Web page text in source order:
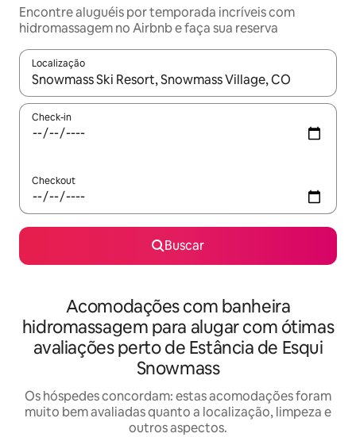
Encontre aluguéis por temporada incríveis com
hidromassagem no Airbnb e faça sua reserva
Localização
Quando os resultados estiverem disponíveis, explore-os
Check-in
Checkout
Buscar
Acomodações com banheira
hidromassagem para alugar com ótimas
avaliações perto de Estância de Esqui
Snowmass
Os hóspedes concordam: estas acomodações foram
muito bem avaliadas quanto a localização, limpeza e
outros aspectos.